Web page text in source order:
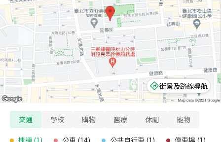
街景及路線導航
交通 學校 購物 醫療 休閒 寵物
捷運 (1) 公車 (14) 公共自行車 (1) 停車場 (1)